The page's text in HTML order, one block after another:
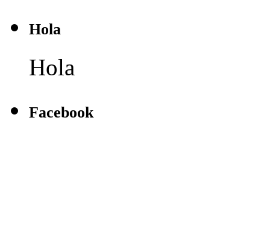
Hola
Hola
Facebook